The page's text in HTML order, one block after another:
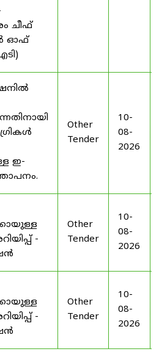
ചീഫ്
ഓഫ്
ഇ-
Other
Tender
10-
08-
2026
-
Other
Tender
10-
08-
2026
-
Other
Tender
10-
08-
2026